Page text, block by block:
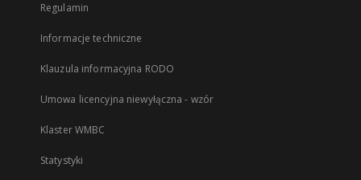
Regulamin
Informacje techniczne
Klauzula informacyjna RODO
Umowa licencyjna niewyłączna - wzór
Klaster WMBC
Statystyki